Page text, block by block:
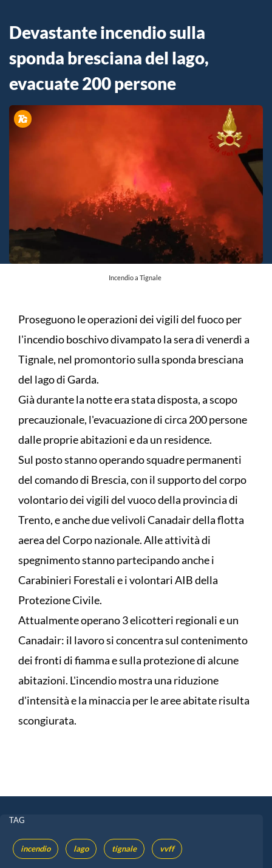
Devastante incendio sulla
sponda bresciana del lago,
evacuate 200 persone
Incendio a Tignale
Proseguono le operazioni dei vigili del fuoco per
l'incendio boschivo divampato la sera di venerdì a
Tignale, nel promontorio sulla sponda bresciana
del lago di Garda.
Già durante la notte era stata disposta, a scopo
precauzionale, l'evacuazione di circa 200 persone
dalle proprie abitazioni e da un residence.
Sul posto stanno operando squadre permanenti
del comando di Brescia, con il supporto del corpo
volontario dei vigili del vuoco della provincia di
Trento, e anche due velivoli Canadair della flotta
aerea del Corpo nazionale. Alle attività di
spegnimento stanno partecipando anche i
Carabinieri Forestali e i volontari AIB della
Protezione Civile.
Attualmente operano 3 elicotteri regionali e un
Canadair: il lavoro si concentra sul contenimento
dei fronti di fiamma e sulla protezione di alcune
abitazioni. L'incendio mostra una riduzione
d'intensità e la minaccia per le aree abitate risulta
scongiurata.
TAG
incendio lago tignale vvff